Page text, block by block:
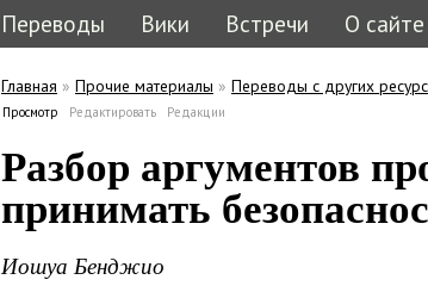
Переводы Вики Встречи О сайте
Вы здесь
Главная » Прочие материалы » Переводы с других
Просмотр (активная вкладка)
Редактировать Редакции
Разбор аргументов
принимать
Иошуа Бенджио